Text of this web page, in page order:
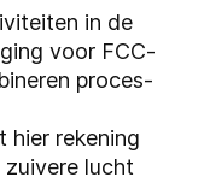
in de
voor FCC-
proces-
hier rekening
lucht